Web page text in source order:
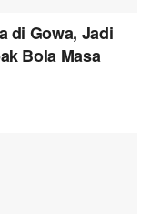
di Gowa, Jadi
Bola Masa